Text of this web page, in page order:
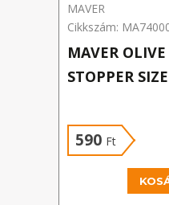
MAVER
Cikkszám:
MAVER
STOPPER
590 Ft